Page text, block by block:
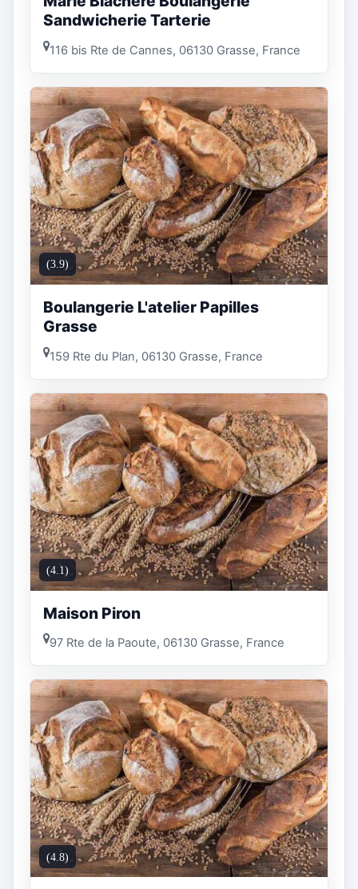
Sandwicherie Tarterie
116 bis Rte de Cannes, 06130 Grasse, France
(3.9)
Boulangerie L'atelier Papilles
Grasse
159 Rte du Plan, 06130 Grasse, France
(4.1)
Maison Piron
97 Rte de la Paoute, 06130 Grasse, France
(4.8)